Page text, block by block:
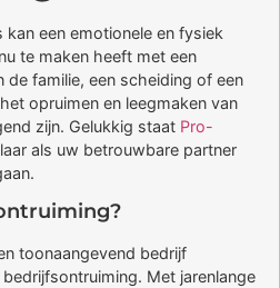
kan een emotionele en fysiek
te maken heeft met een
de familie, een scheiding of een
opruimen en leegmaken van
zijn. Gelukkig staat Pro-
als uw betrouwbare partner
toonaangevend bedrijf
Met jarenlange